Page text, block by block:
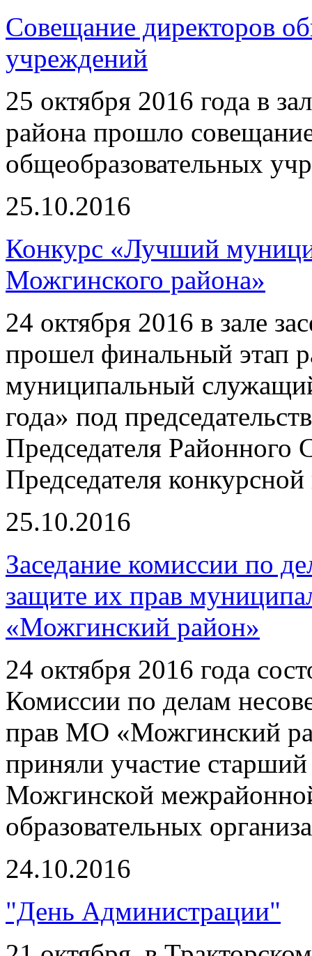
Совещание директоров
учреждений
25 октября 2016 года в
района прошло
общеобразовательных
25.10.2016
Конкурс «Лучший
Можгинского района»
24 октября 2016 в зале
прошел финальный этап
муниципальный
года» под
Председателя Районного
Председателя
25.10.2016
Заседание комиссии по
защите их прав
«Можгинский район»
24 октября 2016 года
Комиссии по делам
прав МО «Можгинский
приняли участие
Можгинской
образовательных
24.10.2016
"День Администрации"